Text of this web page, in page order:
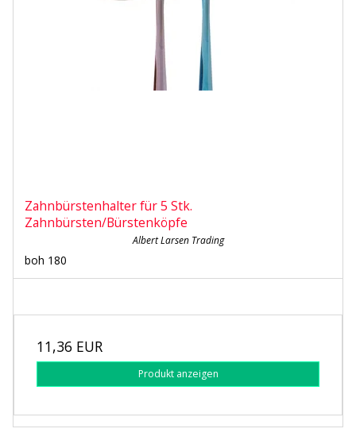
Zahnbürstenhalter für 5 Stk.
Zahnbürsten/Bürstenköpfe
Albert Larsen Trading
boh 180
11,36 EUR
Produkt anzeigen